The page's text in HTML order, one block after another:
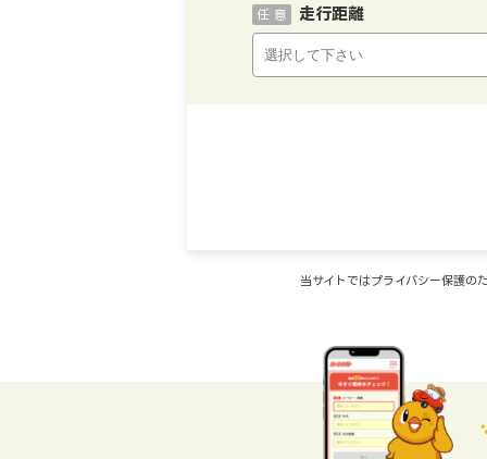
走行距離
任 意
当サイトではプライバシー保護の